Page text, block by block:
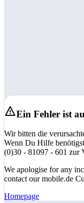
Ein Fehler ist
Wir bitten die
Wenn Du Hilfe
(0)30 - 81097 - 601 zur
We apologise for any
contact our mobile.de
Homepage